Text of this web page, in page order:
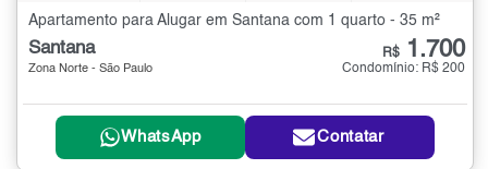
Apartamento para Alugar em Santana com 1 quarto - 35 m²
Santana
Zona Norte - São Paulo
R$ 1.700
Condomínio: R$ 200
WhatsApp Contatar